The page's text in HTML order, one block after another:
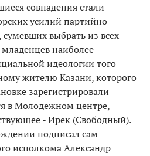
совпадения стали
усилий партийно-
выбрать из всех
наиболее
идеологии того
жителю Казани, которого
зарегистрировали
в Молодежном центре,
- Ирек (Свободный).
подписал сам
исполкома Александр